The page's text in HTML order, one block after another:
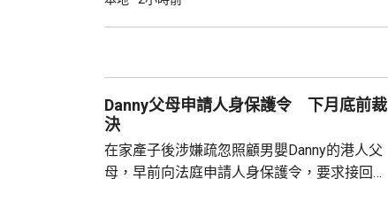
加強防蚊及滅蚊工作；原先在分區誘蚊器指數
達20%時啓動的強化控蚊工...
Danny父母申請人身保護令 下月底前裁
決
在家產子後涉嫌疏忽照顧男嬰Danny的港人父
母，早前向法庭申請人身保護令，要求接回被